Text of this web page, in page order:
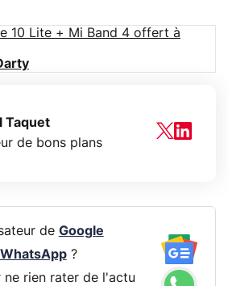
10 Lite + Mi Band 4 offert à
Taquet
de bons plans
de Google
WhatsApp?
ne rien rater de l'actu